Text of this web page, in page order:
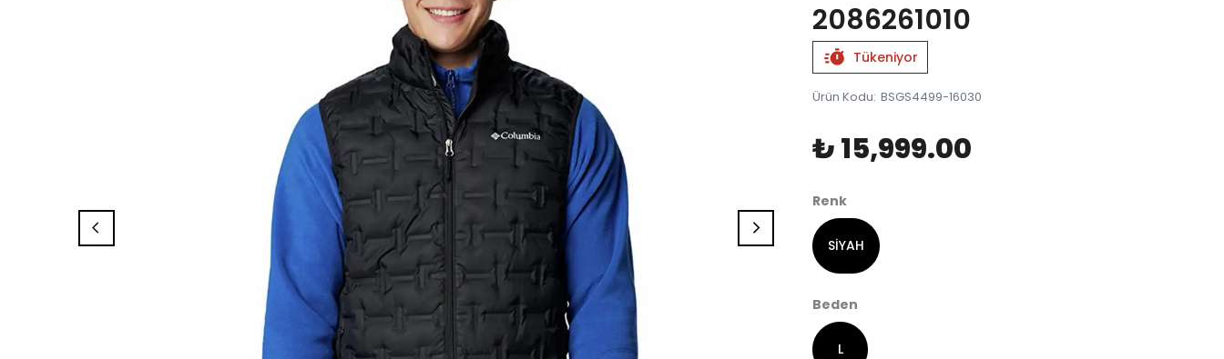
2086261010
Tükeniyor
Ürün Kodu: BSGS4499-16030
₺ 15,999.00
Renk
SİYAH
Beden
L